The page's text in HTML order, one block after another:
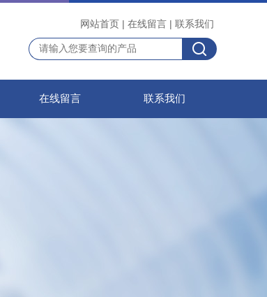
网站首页 | 在线留言 | 联系我们
在线留言 联系我们